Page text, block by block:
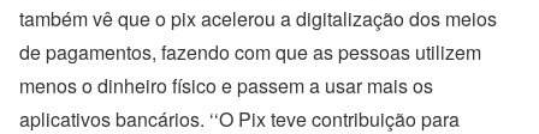
também vê que o pix acelerou a digitalização dos meios
de pagamentos, fazendo com que as pessoas utilizem
menos o dinheiro físico e passem a usar mais os
aplicativos bancários. ‘‘O Pix teve contribuição para